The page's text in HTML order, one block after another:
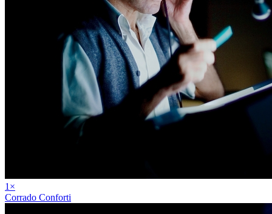
1 ×
Corrado Conforti